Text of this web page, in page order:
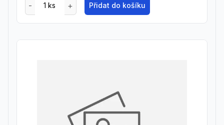
Přidat do košíku